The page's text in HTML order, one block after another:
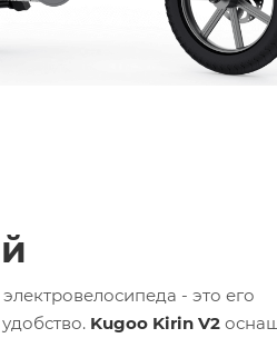
- это его
Kugoo Kirin V2